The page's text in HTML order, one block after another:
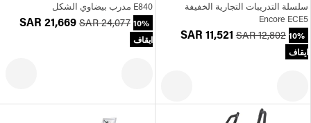
سلسلة التدريبات التجارية الخفيفة
Encore ECE5
SAR 11,521 SAR 12,802 10%
ايقاف
E840 مدرب بيضاوي الشكل
SAR 21,669 SAR 24,077 10%
ايقاف